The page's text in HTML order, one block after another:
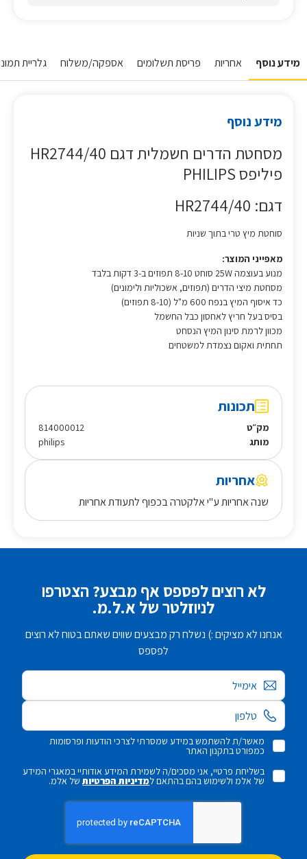
מידע נוסף אחריות פריסת תשלומים אספקה/משלוח גלריית
מידע נוסף
מסחטת הדרים חשמלית דגם HR2744/40
פיליפס PHILIPS
דגם: HR2744/40
סוחטת מיץ טרי בתוך שניות
מאפייני המוצר:
מנוע בעוצמה 25W סוחט 8-10 תפוזים ב-3 דקות בלבד
מסחטת מיצי הדרים (תפוזים, אשכוליות ולימונים)
כד איסוף המיץ בנפח 600 מ"ל (8-10 תפוזים)
בסיס בעל חריץ לאחסון כבל החשמל
מכוון לרמת סינון המיץ הנסחט
תחתית ואקום נצמדת למשטחים
תכונות
מק״ט
814000012
מותג
philips
אחריות
שנה אחריות ע"י אלקטרה בכפוף לתעודת אחריות
לא רוצים לפספס אף מבצע? הצטרפו
לניוזלטר של א.ל.מ.
אנחנו לא מציקים :) נשלח רק מבצעים שווים שאתם בטוח לא רוצים
לפספס
אימייל
מאשר/ת להשתמש במידע שמסרתי לצרכי הודעות ופרסומות
כמפורט בתקנון האתר
בשליחת פרטיי, אני מסכים/ה לשמירת המידע אודותיי במאגרי המידע
של אלמ ולשימוש בהם בהתאם למדיניות הפרטיותשל אלמ.